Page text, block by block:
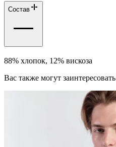
Состав
88% хлопок, 12% вискоза
Вас также могут заинтересовать